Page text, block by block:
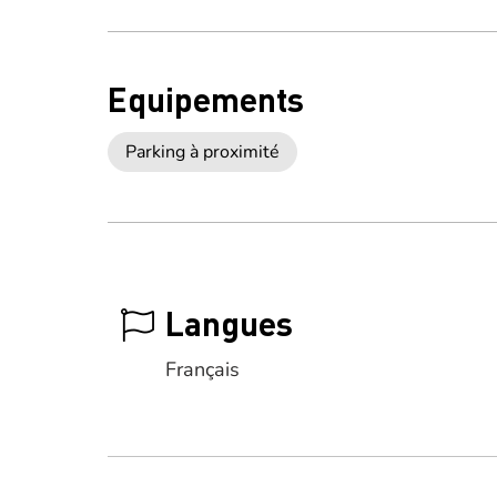
Equipements
Parking à proximité
Langues
Français